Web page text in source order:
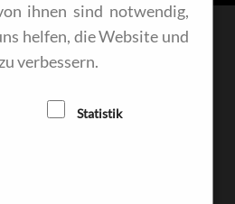
ihnen sind notwendig,
helfen, die Website und
verbessern.
Statistik